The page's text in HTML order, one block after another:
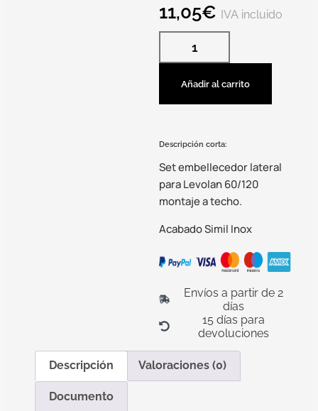
11,05€ IVA incluido
Añadir al carrito
Descripción corta:
Set embellecedor lateral
para Levolan 60/120
montaje a techo.
Acabado Simil Inox
Envíos a partir de 2
días
15 días para
devoluciones
Descripción Valoraciones (0)
Documento